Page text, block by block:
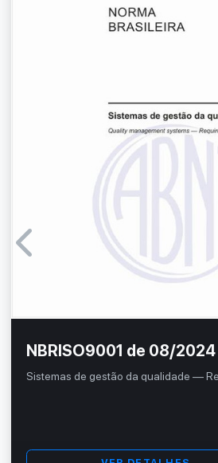
NBRISO9001 de 08/2024
Sistemas de gestão da qualidade —